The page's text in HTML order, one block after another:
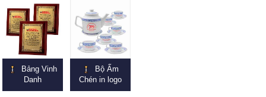
Bảng Vinh
Danh
Bộ Ấm
Chén in logo